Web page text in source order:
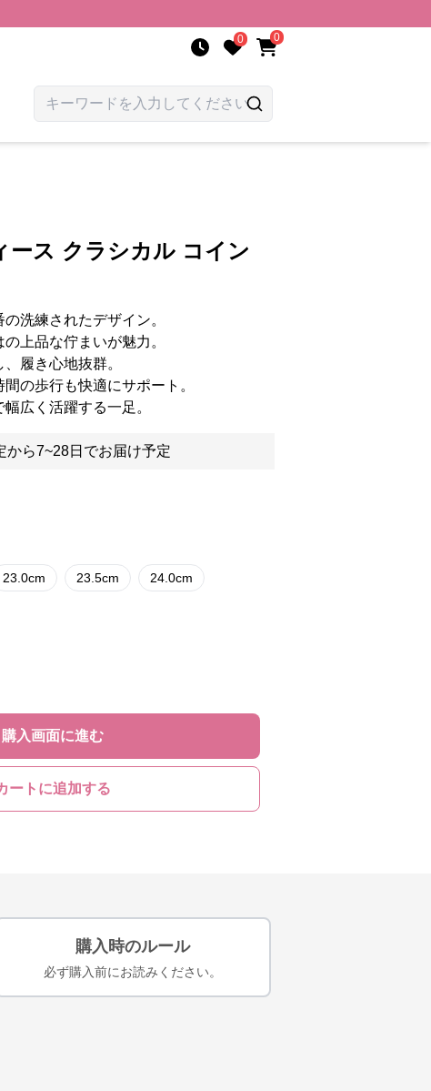
0 0
ース クラシカル コイン
洗練されたデザイン。
上品な佇まいが魅力。
履き心地抜群。
の歩行も快適にサポート。
広く活躍する一足。
から7~28日でお届け予定
23.0cm 23.5cm 24.0cm
購入画面に進む
ートに追加する
購入時のルール
必ず購入前にお読みください。